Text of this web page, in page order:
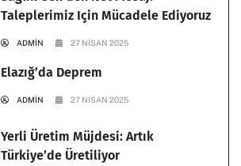
Taleplerimiz Için Mücadele Ediyoruz
ADMIN 27 NISAN 2025
Elazığ’da Deprem
ADMIN 27 NISAN 2025
Yerli Üretim Müjdesi: Artık
Türkiye’de Üretiliyor